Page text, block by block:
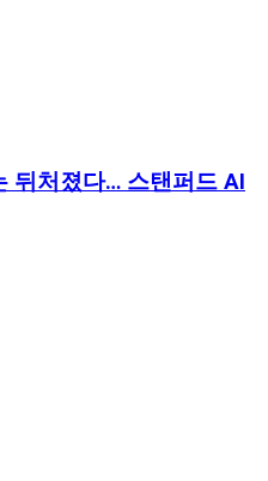
뒤처졌다… 스탠퍼드 AI